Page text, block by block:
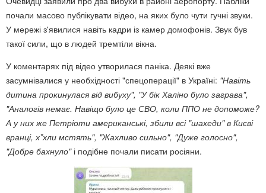
почали масово публікувати відео, на яких було чути гучні звуки.
У мережі з'явилися навіть кадри із камер домофонів. Звук був
такої сили, що в людей тремтіли вікна.
У коментарях під відео утворилася паніка. Деякі вже
засумнівалися у необхідності "спецоперації" в Україні: "Навіть
дитина прокинулася від вибуху", "У бік Халіно було заграва",
"Аналогів немає. Навіщо було це СВО, коли ППО не допоможе?
А у них же Петріоти американські, збили всі "шахеди" в Києві
вранці, х*хли мстять", "Жахливо сильно", "Дуже голосно",
"Добре бахнуло"і подібне почали писати росіяни.